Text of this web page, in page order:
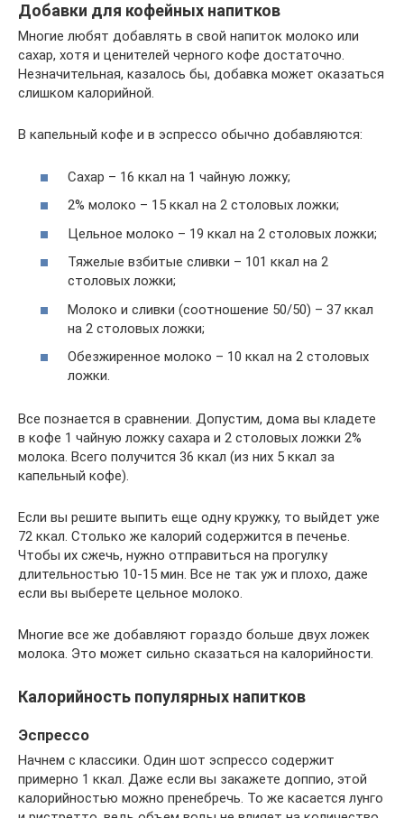
Добавки для кофейных напитков
Многие любят добавлять в свой напиток молоко или
сахар, хотя и ценителей черного кофе достаточно.
Незначительная, казалось бы, добавка может оказаться
слишком калорийной.
В капельный кофе и в эспрессо обычно добавляются:
Сахар – 16 ккал на 1 чайную ложку;
2% молоко – 15 ккал на 2 столовых ложки;
Цельное молоко – 19 ккал на 2 столовых ложки;
Тяжелые взбитые сливки – 101 ккал на 2
столовых ложки;
Молоко и сливки (соотношение 50/50) – 37 ккал
на 2 столовых ложки;
Обезжиренное молоко – 10 ккал на 2 столовых
ложки.
Все познается в сравнении. Допустим, дома вы кладете
в кофе 1 чайную ложку сахара и 2 столовых ложки 2%
молока. Всего получится 36 ккал (из них 5 ккал за
капельный кофе).
Если вы решите выпить еще одну кружку, то выйдет уже
72 ккал. Столько же калорий содержится в печенье.
Чтобы их сжечь, нужно отправиться на прогулку
длительностью 10-15 мин. Все не так уж и плохо, даже
если вы выберете цельное молоко.
Многие все же добавляют гораздо больше двух ложек
молока. Это может сильно сказаться на калорийности.
Калорийность популярных напитков
Эспрессо
Начнем с классики. Один шот эспрессо содержит
примерно 1 ккал. Даже если вы закажете доппио, этой
калорийностью можно пренебречь. То же касается лунго